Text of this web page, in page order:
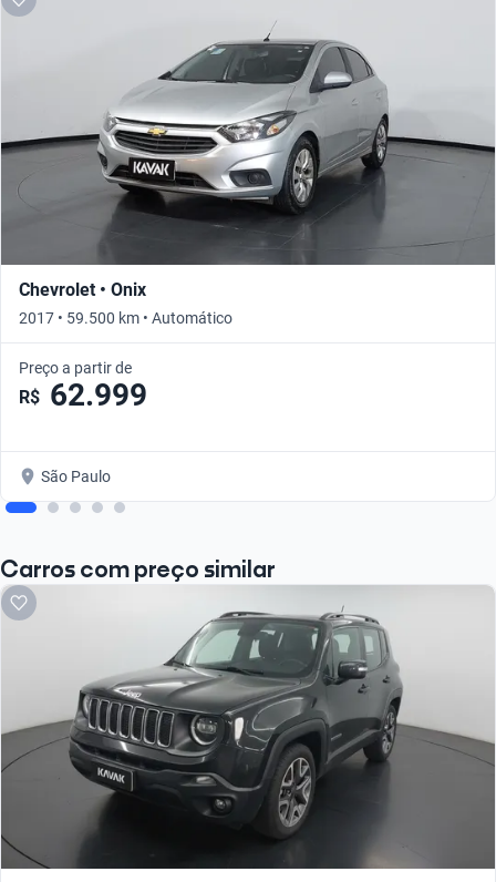
Chevrolet • Onix
2017 • 59.500 km • Automático
Preço a partir de
R$ 62.999
São Paulo
Carros com preço similar